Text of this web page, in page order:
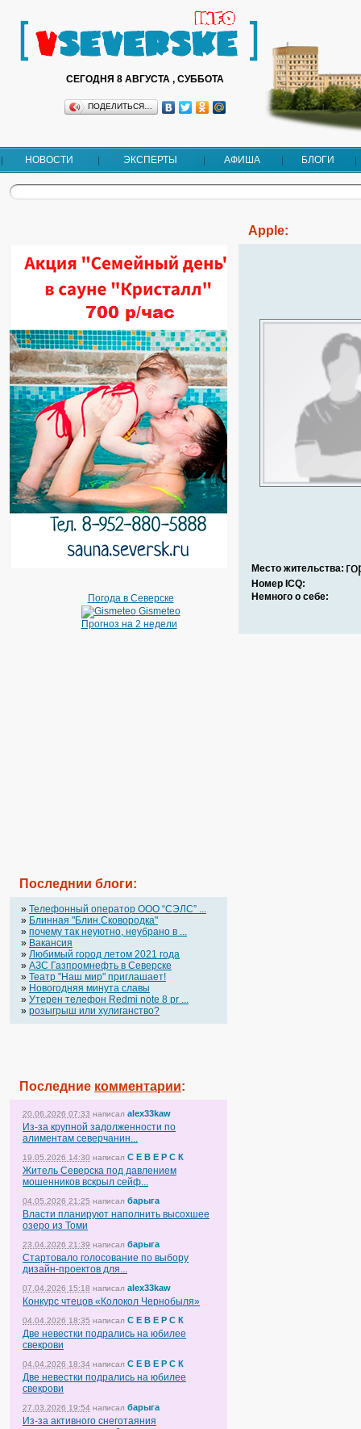
СЕГОДНЯ 8 АВГУСТА , СУББОТА
ПОДЕЛИТЬСЯ…
НОВОСТИ ЭКСПЕРТЫ АФИША БЛОГИ
Погода в Северске
Gismeteo
Прогноз на 2 недели
Последнии блоги:
» Телефонный оператор OOO “СЭЛС” ...
» Блинная "Блин.Сковородка"
» почему так неуютно, неубрано в ...
» Вакансия
» Любимый город летом 2021 года
» АЗС Газпромнефть в Северске
» Театр "Наш мир" приглашает!
» Новогодняя минута славы
» Утерен телефон Redmi note 8 pr ...
» розыгрыш или хулиганство?
Последние комментарии:
20.06.2026 07:33 написал alex33kaw
Из-за крупной задолженности по
алиментам северчанин...
19.05.2026 14:30 написал С Е В Е Р С К
Житель Северска под давлением
мошенников вскрыл сейф...
04.05.2026 21:25 написал барыга
Власти планируют наполнить высохшее
озеро из Томи
23.04.2026 21:39 написал барыга
Стартовало голосование по выбору
дизайн-проектов для...
07.04.2026 15:18 написал alex33kaw
Конкурс чтецов «Колокол Чернобыля»
04.04.2026 18:35 написал С Е В Е Р С К
Две невестки подрались на юбилее
свекрови
04.04.2026 18:34 написал С Е В Е Р С К
Две невестки подрались на юбилее
свекрови
27.03.2026 19:54 написал барыга
Из-за активного снеготаяния
Apple:
Место жительства:
Номер ICQ:
Немного о себе: